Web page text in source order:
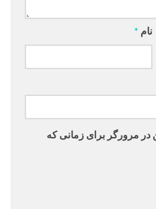
نام *
در مرورگر برای زمانی که